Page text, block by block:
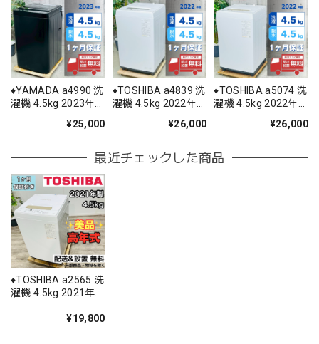
♦️YAMADA a4990 洗
濯機 4.5kg 2023年
¥25,000
♦️TOSHIBA a4839 洗
濯機 4.5kg 2022年
¥26,000
♦️TOSHIBA a5074 洗
濯機 4.5kg 2022年
¥26,000
最近チェックした商品
♦️TOSHIBA a2565 洗
濯機 4.5kg 2021年
¥19,800